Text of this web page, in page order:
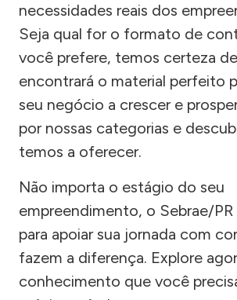
necessidades reais dos
Seja qual for o formato de
você prefere, temos certeza
encontrará o material perfeito
seu negócio a crescer e
por nossas categorias e
temos a oferecer.
Não importa o estágio do seu
empreendimento, o Sebrae/PR
para apoiar sua jornada com
fazem a diferença. Explore
conhecimento que você